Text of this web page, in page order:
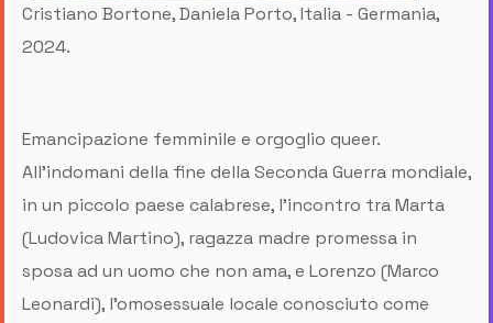
Cristiano Bortone, Daniela Porto, Italia - Germania,
2024.
Emancipazione femminile e orgoglio queer.
All’indomani della fine della Seconda Guerra mondiale,
in un piccolo paese calabrese, l’incontro tra Marta
(Ludovica Martino), ragazza madre promessa in
sposa ad un uomo che non ama, e Lorenzo (Marco
Leonardi), l’omosessuale locale conosciuto come